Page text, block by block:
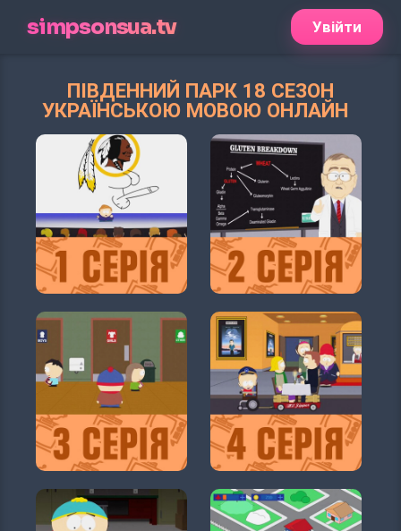
simpsonsua.tv Увійти
ПІВДЕННИЙ ПАРК 18 СЕЗОН
УКРАЇНСЬКОЮ МОВОЮ ОНЛАЙН